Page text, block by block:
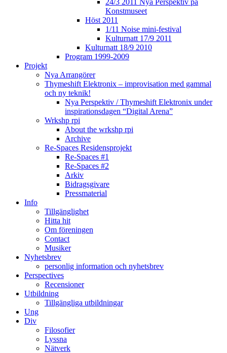
24/3 2011 Nya Perspektiv på
Konstmuseet
Höst 2011
1/11 Noise mini-festival
Kulturnatt 17/9 2011
Kulturnatt 18/9 2010
Program 1999-2009
Projekt
Nya Arrangörer
Thymeshift Elektronix – improvisation med gammal
och ny teknik!
Nya Perspektiv / Thymeshift Elektronix under
inspirationsdagen “Digital Arena”
Wrkshp rpi
About the wrkshp rpi
Archive
Re-Spaces Residensprojekt
Re-Spaces #1
Re-Spaces #2
Arkiv
Bidragsgivare
Pressmaterial
Info
Tillgänglighet
Hitta hit
Om föreningen
Contact
Musiker
Nyhetsbrev
personlig information och nyhetsbrev
Perspectives
Recensioner
Utbildning
Tillgängliga utbildningar
Ung
Div
Filosofier
Lyssna
Nätverk